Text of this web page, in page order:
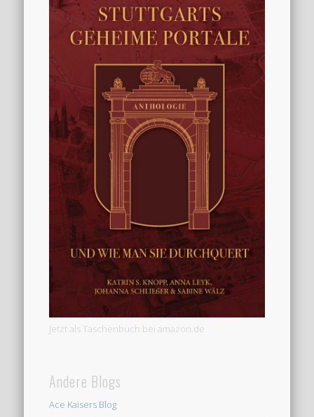
Jetzt als Taschenbuch bei amazon.de
Andere Blogs
Ace Kaisers Blog